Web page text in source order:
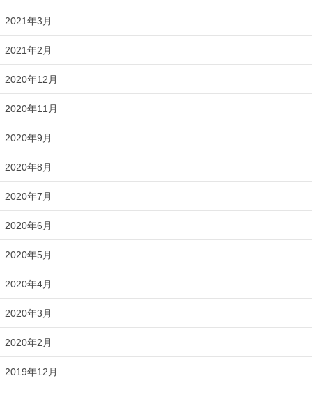
2021年3月
2021年2月
2020年12月
2020年11月
2020年9月
2020年8月
2020年7月
2020年6月
2020年5月
2020年4月
2020年3月
2020年2月
2019年12月